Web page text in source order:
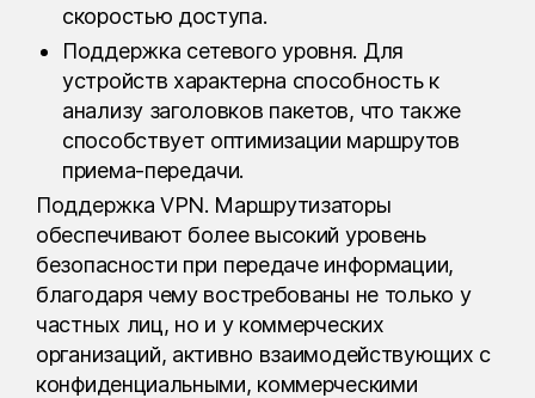
скоростью доступа.
Поддержка сетевого уровня. Для
устройств характерна способность к
анализу заголовков пакетов, что также
способствует оптимизации маршрутов
приема-передачи.
Поддержка VPN. Маршрутизаторы
обеспечивают более высокий уровень
безопасности при передаче информации,
благодаря чему востребованы не только у
частных лиц, но и у коммерческих
организаций, активно взаимодействующих с
конфиденциальными, коммерческими